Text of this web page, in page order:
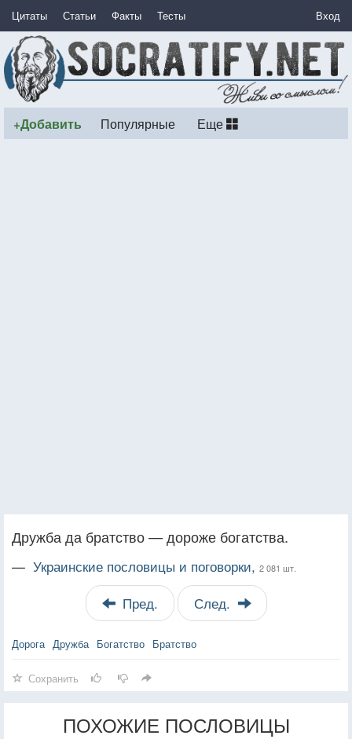
Цитаты Статьи Факты Тесты Вход
+Добавить Популярные Еще
Дружба да братство — дороже богатства.
— Украинские пословицы и поговорки, 2 081 шт.
Пред. След.
Дорога Дружба Богатство Братство
Сохранить
ПОХОЖИЕ ПОСЛОВИЦЫ